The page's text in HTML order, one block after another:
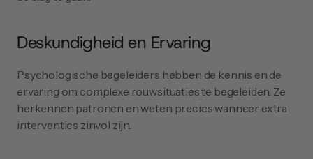
Deskundigheid en Ervaring
Psychologische begeleiders hebben de kennis en de
ervaring om complexe rouwsituaties te begeleiden. Ze
herkennen patronen en weten precies wanneer extra
interventies zinvol zijn.